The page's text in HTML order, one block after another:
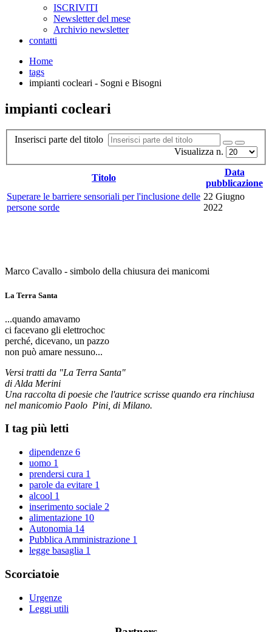
ISCRIVITI
Newsletter del mese
Archivio newsletter
contatti
Home
tags
impianti cocleari - Sogni e Bisogni
impianti cocleari
Inserisci parte del titolo
Visualizza n.
Titolo
Data
pubblicazione
Superare le barriere sensoriali per l'inclusione delle
persone sorde
22 Giugno
2022
Marco Cavallo - simbolo della chiusura dei manicomi
La Terra Santa
...quando amavamo
ci facevano gli elettrochoc
perché, dicevano, un pazzo
non può amare nessuno...
Versi tratti da "La Terra Santa"
di Alda Merini
Una raccolta di poesie che l'autrice scrisse quando era rinchiusa
nel manicomio Paolo Pini, di Milano.
I tag più letti
dipendenze 6
uomo 1
prendersi cura 1
parole da evitare 1
alcool 1
inserimento sociale 2
alimentazione 10
Autonomia 14
Pubblica Amministrazione 1
legge basaglia 1
Scorciatoie
Urgenze
Leggi utili